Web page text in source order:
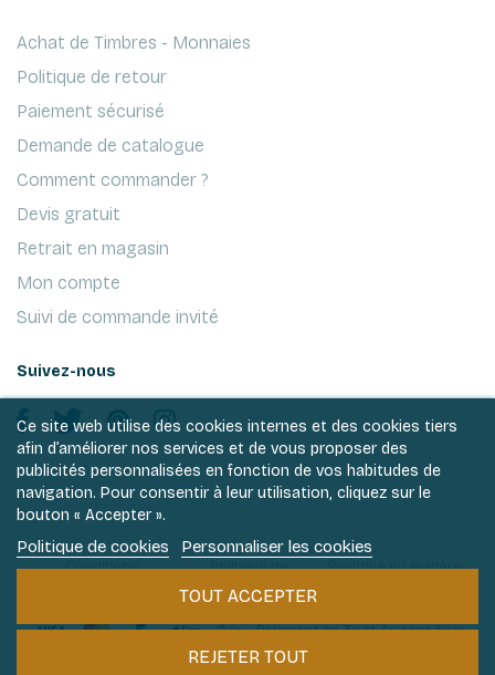
Achat de Timbres - Monnaies
Politique de retour
Paiement sécurisé
Demande de catalogue
Comment commander ?
Devis gratuit
Retrait en magasin
Mon compte
Suivi de commande invité
Suivez-nous
Ce site web utilise des cookies internes et des cookies tiers
afin d’améliorer nos services et de vous proposer des
publicités personnalisées en fonction de vos habitudes de
navigation. Pour consentir à leur utilisation, cliquez sur le
bouton « Accepter ».
Politique de cookies Personnaliser les cookies
REJETER TOUT
TOUT ACCEPTER
Conditions
Politique de
vie privée
Politique en matière
Paiement en 3x et 4x sans frais